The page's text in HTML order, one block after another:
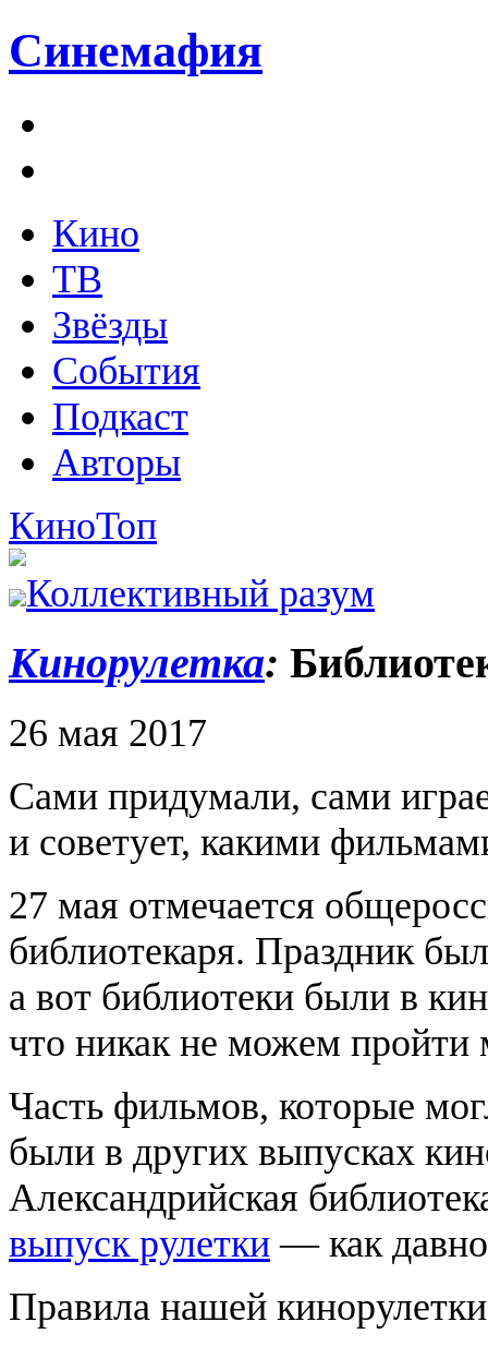
Синемафия
Кино
ТВ
Звёзды
События
Подкаст
Авторы
КиноТоп
Коллективный разум
Кинорулетка:
26 мая 2017
Сами придумали, сами
и советует, какими
27 мая отмечается
библиотекаря. Праздник
а вот библиотеки были в
что никак не можем пройти
Часть фильмов, которые
были в других выпусках
Александрийская
выпуск рулетки — как
Правила нашей